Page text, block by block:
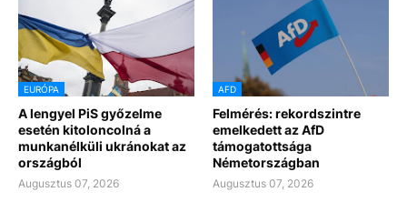
EURÓPA
A lengyel PiS győzelme
esetén kitoloncolná a
munkanélküli ukránokat az
országból
Augusztus 07, 2026
AFD
Felmérés: rekordszintre
emelkedett az AfD
támogatottsága
Németországban
Augusztus 07, 2026